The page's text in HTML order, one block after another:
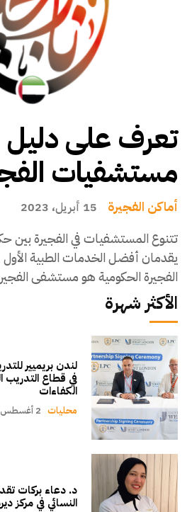
تعرف على دليل
مستشفيات
أماكن الفجيرة 15 أبريل، 2023
تتنوع المستشفيات في الفجيرة
يقدمان أفضل الخدمات الطبية
الفجيرة الحكومية هو مستشفى
الأكثر شهرة
لندن بريميير
في قطاع
الكفاءات
محليات 2 أغسطس، 2026
د. دعاء بركات
النسائي في مركز